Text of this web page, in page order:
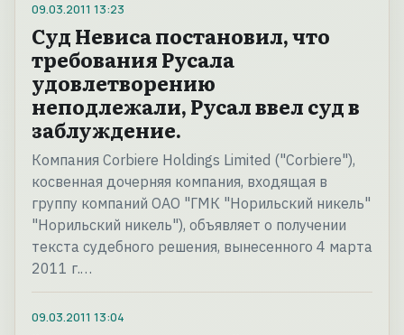
09.03.2011 13:23
Суд Невиса постановил, что
требования Русала
удовлетворению
неподлежали, Русал ввел суд в
заблуждение.
Компания Corbiere Holdings Limited ("Corbiere"),
косвенная дочерняя компания, входящая в
группу компаний ОАО "ГМК "Норильский никель"
"Норильский никель"), объявляет о получении
текста судебного решения, вынесенного 4 марта
2011 г.…
09.03.2011 13:04